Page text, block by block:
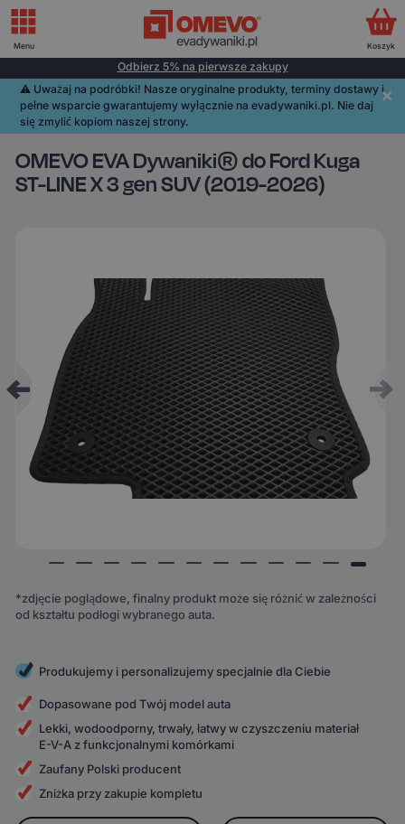
Odbierz 5% na pierwsze zakupy
⚠️️ Uważaj na podróbki! Nasze oryginalne produkty, terminy dostawy i
pełne wsparcie gwarantujemy wyłącznie na evadywaniki.pl. Nie daj
się zmylić kopiom naszej strony.
OMEVO EVA Dywaniki® do Ford Kuga
ST-LINE X 3 gen SUV (2019-2026)
*zdjęcie poglądowe, finalny produkt może się różnić w zależności
od kształtu podłogi wybranego auta.
Produkujemy i personalizujemy specjalnie dla Ciebie
Dopasowane pod Twój model auta
Lekki, wodoodporny, trwały, łatwy w czyszczeniu materiał
E-V-A z funkcjonalnymi komórkami
Zaufany Polski producent
Zniżka przy zakupie kompletu
Menu Koszyk